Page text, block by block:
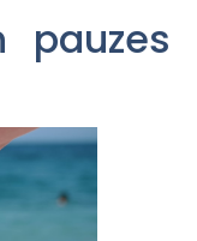
pauzes